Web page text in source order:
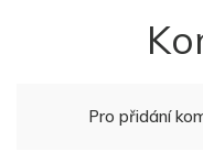
Pro přidání